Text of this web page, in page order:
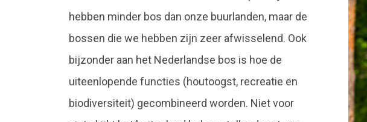
hebben minder bos dan onze buurlanden, maar de
bossen die we hebben zijn zeer afwisselend. Ook
bijzonder aan het Nederlandse bos is hoe de
uiteenlopende functies (houtoogst, recreatie en
biodiversiteit) gecombineerd worden. Niet voor